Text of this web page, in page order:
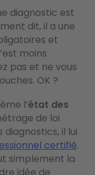
diagnostic est
dit, il a une
et
moins
pas et ne vous
OK ?
l’état des
de loi
il lui
certifié.
simplement la
idée de